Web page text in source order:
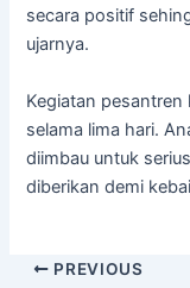
secara positif
ujarnya.
Kegiatan
selama lima hari.
diimbau untuk
diberikan demi
PREVIOUS